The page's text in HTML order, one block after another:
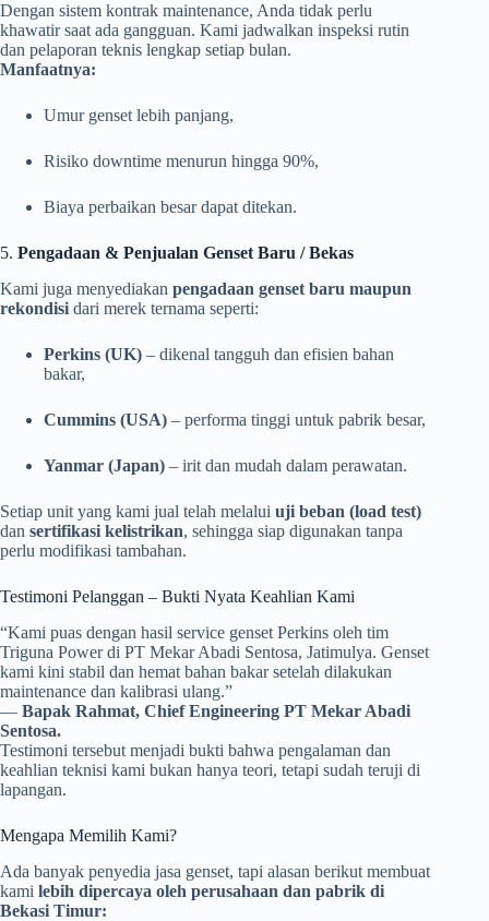
Dengan sistem kontrak maintenance, Anda tidak perlu
khawatir saat ada gangguan. Kami jadwalkan inspeksi rutin
dan pelaporan teknis lengkap setiap bulan.
Manfaatnya:
Umur genset lebih panjang,
Risiko downtime menurun hingga 90%,
Biaya perbaikan besar dapat ditekan.
5. Pengadaan & Penjualan Genset Baru / Bekas
Kami juga menyediakan pengadaan genset baru maupun
rekondisi dari merek ternama seperti:
Perkins (UK) – dikenal tangguh dan efisien bahan
bakar,
Cummins (USA) – performa tinggi untuk pabrik besar,
Yanmar (Japan) – irit dan mudah dalam perawatan.
Setiap unit yang kami jual telah melalui uji beban (load test)
dan sertifikasi kelistrikan, sehingga siap digunakan tanpa
perlu modifikasi tambahan.
Testimoni Pelanggan – Bukti Nyata Keahlian Kami
“Kami puas dengan hasil service genset Perkins oleh tim
Triguna Power di PT Mekar Abadi Sentosa, Jatimulya. Genset
kami kini stabil dan hemat bahan bakar setelah dilakukan
maintenance dan kalibrasi ulang.”
— Bapak Rahmat, Chief Engineering PT Mekar Abadi
Sentosa.
Testimoni tersebut menjadi bukti bahwa pengalaman dan
keahlian teknisi kami bukan hanya teori, tetapi sudah teruji di
lapangan.
Mengapa Memilih Kami?
Ada banyak penyedia jasa genset, tapi alasan berikut membuat
kami lebih dipercaya oleh perusahaan dan pabrik di
Bekasi Timur: